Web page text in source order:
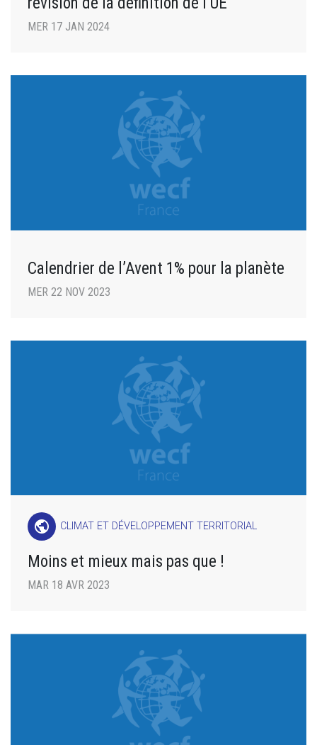
MER 17 JAN 2024
Calendrier de l’Avent 1% pour la planète
MER 22 NOV 2023
public CLIMAT ET DÉVELOPPEMENT TERRITORIAL
Moins et mieux mais pas que !
MAR 18 AVR 2023